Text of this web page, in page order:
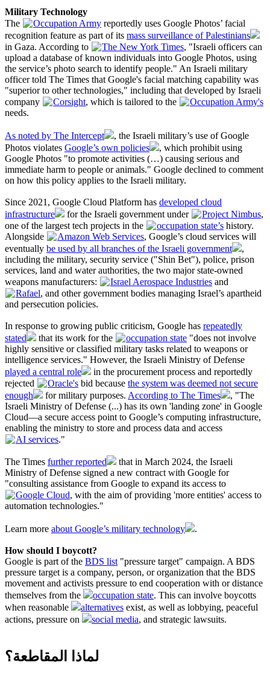
Military Technology
The
Occupation Army reportedly uses Google Photos’ facial
recognition feature as part of its mass surveillance of Palestinians
in Gaza. According to
The New York Times, "Israeli officers can
upload a database of known individuals into Google Photos, using
the service’s photo search to identify people." An Israeli military
officer told The Times that Google's facial matching capability was
"superior to other technologies," including that developed by Israeli
company
Corsight, which is tailored to the
Occupation Army's
needs.
As noted by The Intercept
, the Israeli military’s use of Google
Photos violates Google’s own policies
, which prohibit using
Google Photos "to promote activities (…) causing serious and
immediate harm to people or animals." Google declined to comment
on how this policy applies to the Israeli military.
Since 2021, Google Cloud Platform has developed cloud
infrastructure
for the Israeli government under Project Nimbus,
one of the largest tech projects in the
occupation state’s history.
Alongside
Amazon Web Services, Google’s cloud services will
eventually be used by all branches of the Israeli government
,
including the military, security service ("Shin Bet"), police, prison
services, land and water authorities, the two major state-owned
weapons manufacturers:
Israel Aerospace Industries and
Rafael, and other government bodies managing Israel’s apartheid
and persecution policies.
In response to growing public criticism, Google has repeatedly
stated
that its work for the occupation state "does not involve
highly sensitive or classified military tasks related to weapons or
intelligence services." However, the Israeli Ministry of Defense
played a central role
in the procurement process and reportedly
rejected
Oracle's bid because the system was deemed not secure
enough
for military purposes. According to The Times
, "The
Israeli Ministry of Defense (...) has its own 'landing zone' in Google
Cloud—a secure access point to Google’s computing infrastructure,
enabling the ministry to store and process data and access
AI services."
The Times further reported
that in March 2024, the Israeli
Ministry of Defense signed a new contract with Google for
"consulting assistance from Google to expand its access to
Google Cloud, with the aim of providing 'more entities' access to
automation technologies."
Learn more about Google’s military technology .
How should I boycott?
Google is part of the BDS list "pressure target" campaign. A BDS
pressure target is a company, person, or organization that the BDS
movement and activists pressure to end cooperation with or distance
themselves from the
occupation state. This can involve boycotts
when reasonable
alternatives exist, as well as lobbying, peaceful
actions, pressure on
social media, and strategic lawsuits.
لماذا المقاطعة؟